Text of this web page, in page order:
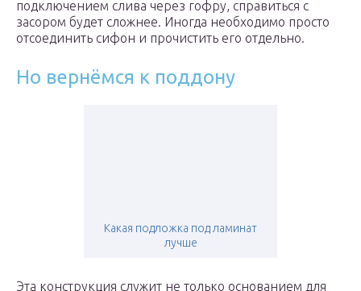
подключением слива через гофру, справиться с
засором будет сложнее. Иногда необходимо просто
отсоединить сифон и прочистить его отдельно.
Но вернёмся к поддону
Какая подложка под ламинат
лучше
Эта конструкция служит не только основанием для